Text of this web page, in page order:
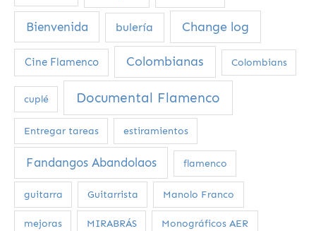
Bienvenida bulería Change log
Cine Flamenco Colombianas Colombians
cuplé Documental Flamenco
Entregar tareas estiramientos
Fandangos Abandolaos flamenco
guitarra Guitarrista Manolo Franco
mejoras MIRABRÁS Monográficos AER